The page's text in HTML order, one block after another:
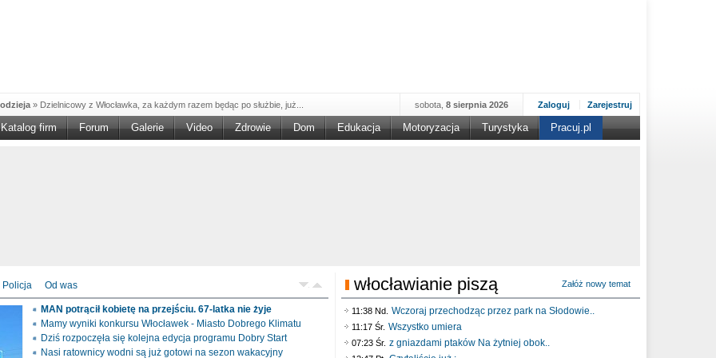
» Dzielnicowy z Włocławka, za każdym razem będąc po służbie, już...
w NGO'»Ruszył nabór w konkursie „Wsparcie Organizacji Wolontariatu w NGO –
» Od czerwca rozpoczął się nowy okres świadczeniowy 800 plus, który
» Policjanci ruchu drogowego przeprowadzili na drogach Włocławka i
Zaloguj Zarejestruj
sobota, 8 sierpnia 2026
Katalog firm Forum Galerie Video Zdrowie Dom Edukacja Motoryzacja Turystyka Pracuj.pl
Policja Od was
MAN potrącił kobietę na przejściu. 67-latka nie żyje
Mamy wyniki konkursu Włocławek - Miasto Dobrego Klimatu
Dziś rozpoczęła się kolejna edycja programu Dobry Start
Nasi ratownicy wodni są już gotowi na sezon wakacyjny
włocławianie piszą Załóż nowy temat
11:38 Nd. Wczoraj przechodząc przez park na Słodowie..
11:17 Śr. Wszystko umiera
07:23 Śr. z gniazdami ptaków Na żytniej obok..